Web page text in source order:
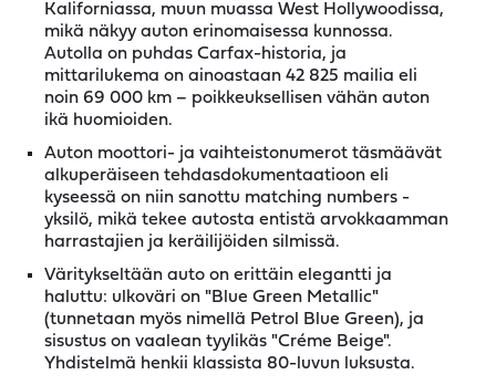
Kaliforniassa, muun muassa West Hollywoodissa,
mikä näkyy auton erinomaisessa kunnossa.
Autolla on puhdas Carfax-historia, ja
mittarilukema on ainoastaan 42 825 mailia eli
noin 69 000 km – poikkeuksellisen vähän auton
ikä huomioiden.
Auton moottori- ja vaihteistonumerot täsmäävät
alkuperäiseen tehdasdokumentaatioon eli
kyseessä on niin sanottu matching numbers -
yksilö, mikä tekee autosta entistä arvokkaamman
harrastajien ja keräilijöiden silmissä.
Väritykseltään auto on erittäin elegantti ja
haluttu: ulkoväri on "Blue Green Metallic"
(tunnetaan myös nimellä Petrol Blue Green), ja
sisustus on vaalean tyylikäs "Créme Beige".
Yhdistelmä henkii klassista 80-luvun luksusta.